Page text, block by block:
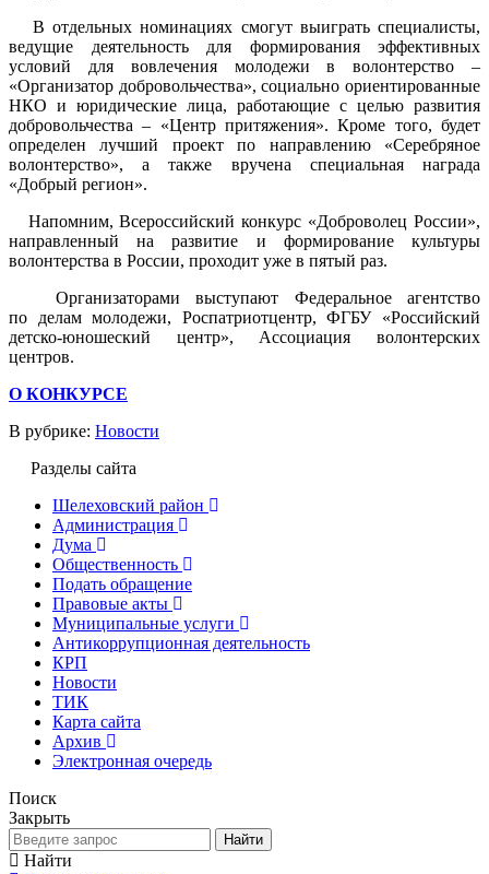
В отдельных номинациях смогут выиграть специалисты,
ведущие деятельность для формирования эффективных
условий для вовлечения молодежи в волонтерство –
«Организатор добровольчества», социально ориентированные
НКО и юридические лица, работающие с целью развития
добровольчества – «Центр притяжения». Кроме того, будет
определен лучший проект по направлению «Серебряное
волонтерство», а также вручена специальная награда
«Добрый регион».
Напомним, Всероссийский конкурс «Доброволец России»,
направленный на развитие и формирование культуры
волонтерства в России, проходит уже в пятый раз.
Организаторами выступают Федеральное агентство
по делам молодежи, Роспатриотцентр, ФГБУ «Российский
детско-юношеский центр», Ассоциация волонтерских
центров.
О КОНКУРСЕ
В рубрике: Новости
Разделы сайта
Шелеховский район
Администрация
Дума
Общественность
Подать обращение
Правовые акты
Муниципальные услуги
Антикоррупционная деятельность
КРП
Новости
ТИК
Карта сайта
Архив
Электронная очередь
Поиск
Закрыть
Найти
Найти